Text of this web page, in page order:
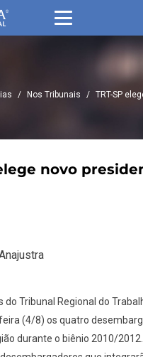
/ Nos Tribunais / TRT-SP
novo
do Tribunal Regional do
(4/8) os quatro
durante o biênio 2010/